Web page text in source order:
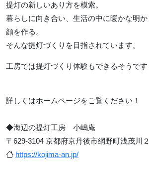
提灯の新しいあり方を模索。
暮らしに向き合い、生活の中に暖かな明
顔を作る。
そんな提灯づくりを目指されています。
工房では提灯づくり体験もできるそうです
詳しくはホームページをご覧ください！
◆海辺の提灯工房 小嶋庵
〒629-3104 京都府京丹後市網野町浅茂川
https://kojima-an.jp/